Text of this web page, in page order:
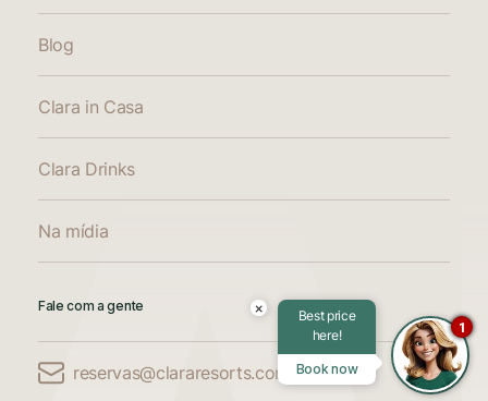
Blog
Clara in Casa
Clara Drinks
Na mídia
Fale com a gente
reservas@clararesorts.com.br
Comparar Acomodações
Compare até 3 acomodações
Adicione mais uma acomodação para
Adicione mais uma acomodação para
Adicione mais uma acomodação para
comparar
×
Best price
here!
Book now
1